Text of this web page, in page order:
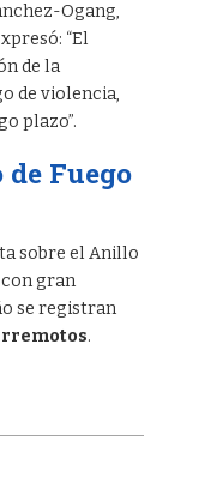
Ogang,
“El
de la
de violencia,
plazo”.
Fuego
sobre el Anillo
con gran
se registran
.